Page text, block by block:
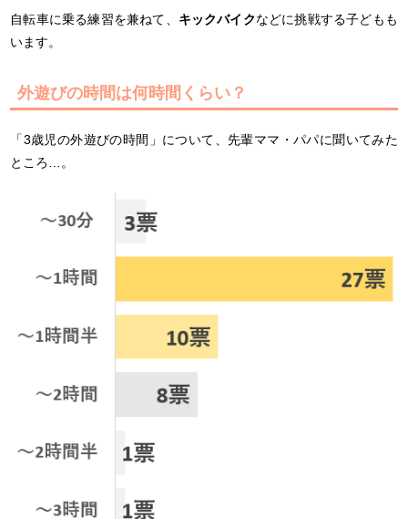
自転車に乗る練習を兼ねて、 キックバイクなどに挑戦する子どもも
います。
外遊びの時間は何時間くらい？
「3歳児の外遊びの時間」について、先輩ママ・パパに聞いてみた
ところ…。